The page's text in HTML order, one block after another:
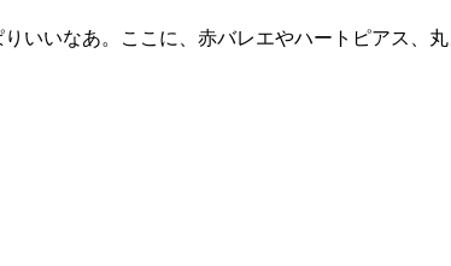
いいなあ。ここに、赤バレエやハートピアス、